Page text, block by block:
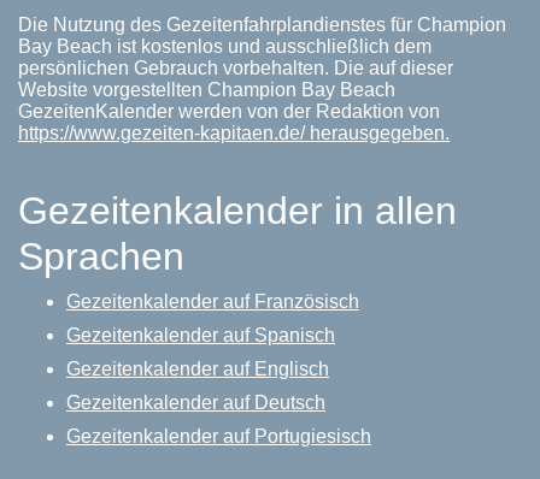
Die Nutzung des Gezeitenfahrplandienstes für Champion
Bay Beach ist kostenlos und ausschließlich dem
persönlichen Gebrauch vorbehalten. Die auf dieser
Website vorgestellten Champion Bay Beach
GezeitenKalender werden von der Redaktion von
https://www.gezeiten-kapitaen.de/ herausgegeben.
Gezeitenkalender in allen
Sprachen
Gezeitenkalender auf Französisch
Gezeitenkalender auf Spanisch
Gezeitenkalender auf Englisch
Gezeitenkalender auf Deutsch
Gezeitenkalender auf Portugiesisch